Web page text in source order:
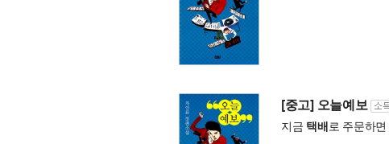
[중고] 오늘예보
지금 택배로 주문하면